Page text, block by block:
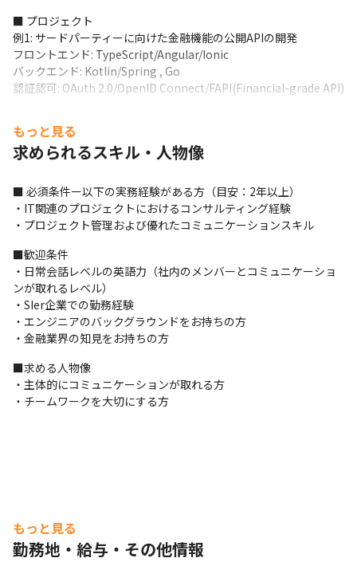
■ プロジェクト
例1: サードパーティーに向けた金融機能の公開APIの開発
フロントエンド: TypeScript/Angular/Ionic
バックエンド: Kotlin/Spring , Go
認証認可: OAuth 2.0/OpenID Connect/FAPI(Financial-grade API)
フロントエンド: TypeScript/Vue.js
バックエンド: C#/.Net Core, ASP.NET
もっと見る
求められるスキル・人物像
■ 必須条件ー以下の実務経験がある方（目安：2年以上）
・IT関連のプロジェクトにおけるコンサルティング経験
・プロジェクト管理および優れたコミュニケーションスキル
■歓迎条件
・日常会話レベルの英語力（社内のメンバーとコミュニケーショ
ンが取れるレベル）
・SIer企業での勤務経験
・エンジニアのバックグラウンドをお持ちの方
・金融業界の知見をお持ちの方
■求める人物像
・主体的にコミュニケーションが取れる方
・チームワークを大切にする方
もっと見る
勤務地・給与・その他情報